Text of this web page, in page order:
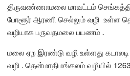
திருவண்ணாமலை மாவட்டம்
போளூர் ஆரணி செல்லும் வழி உள்ள
வழியாக பருவதமலை பயணம் .
மலை ஏற இரண்டு வழி உள்ளது
வழி . தென்மாதிமங்கலம் வழியில்